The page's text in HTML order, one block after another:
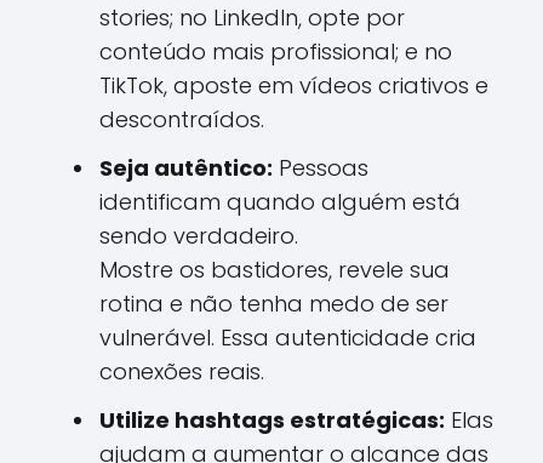
stories; no LinkedIn, opte por
conteúdo mais profissional; e no
TikTok, aposte em vídeos criativos e
descontraídos.
Seja autêntico: Pessoas
identificam quando alguém está
sendo verdadeiro.
Mostre os bastidores, revele sua
rotina e não tenha medo de ser
vulnerável. Essa autenticidade cria
conexões reais.
Utilize hashtags estratégicas: Elas
ajudam a aumentar o alcance das